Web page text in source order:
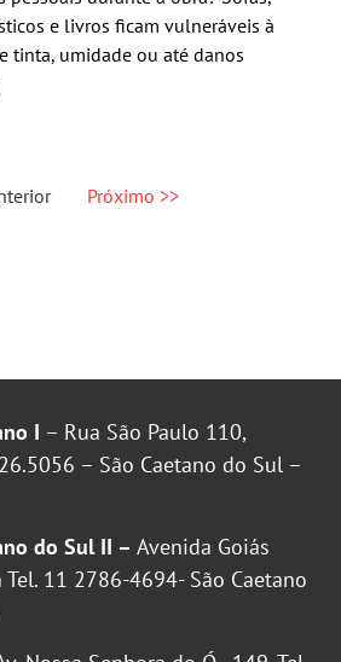
e livros ficam vulneráveis à
tinta, umidade ou até danos
Próximo >>
I – Rua São Paulo 110,
– São Caetano do Sul –
do Sul II – Avenida Goiás
11 2786-4694- São Caetano